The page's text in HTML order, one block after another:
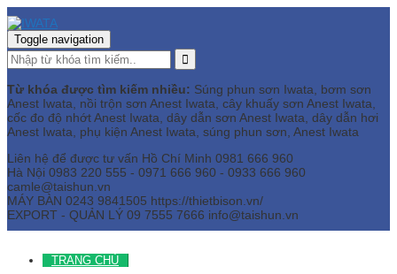
Toggle navigation
Từ khóa được tìm kiếm nhiều: Súng phun sơn Iwata, bơm sơn
Anest Iwata, nồi trộn sơn Anest Iwata, cây khuấy sơn Anest Iwata,
cốc đo độ nhớt Anest Iwata, dây dẫn sơn Anest Iwata, dây dẫn hơi
Anest Iwata, phụ kiện Anest Iwata, súng phun sơn, Anest Iwata
Liên hệ để được tư vấn Hồ Chí Minh 0981 666 960
Hà Nội 0983 220 555 - 0971 666 960 - 0933 666 960
camle@taishun.vn
MÁY BÀN 0243 9841505 https://thietbison.vn/
EXPORT - QUẢN LÝ 09 7555 7666 info@taishun.vn
TRANG CHỦ